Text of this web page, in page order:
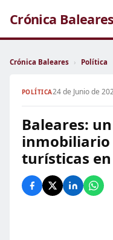
Crónica Baleares
Crónica Baleares › Política
POLÍTICA24 de Junio de
Baleares:
inmobiliario
turísticas